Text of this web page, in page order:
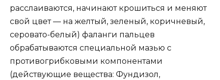
расслаиваются, начинают крошиться и меняют
свой цвет — на желтый, зеленый, коричневый,
серовато-белый) фаланги пальцев
обрабатываются специальной мазью с
противогрибковыми компонентами
(действующие вещества: Фундизол,